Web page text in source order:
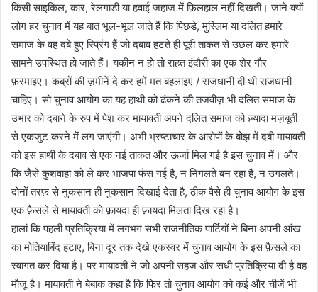
किसी साइकिल, कार, रेलगाडी या हवाई जहाज में फ़िलहाल नहीं दिखती। जाने क्यों
लोग हर चुनाव में यह बात भूल-भूल जाते हैं कि पिछडे, मुस्लिम या दलित हमारे
समाज के वह दबे हुए स्प्रिंग हैं जो दबाव हटते ही पूरी ताकत से उछल कर हमारे
सामने उपस्थित हो जाते हैं। यकीन न हो तो राहत इंदौरी का एक शेर गौर
फ़रमाइए। कब्रों की ज़मीनें दे कर हमें मत बहलाइए / राजधानी दी थी राजधानी
चाहिए। सो चुनाव आयोग का यह हाथी को ढंकने की तजवीज़ भी दलित समाज के
उभार को दबाने के रुप में पेश कर मायावती अपने दलित समाज को ज़्यादा मज़बूती
से एकजुट करने में लग जाएंगी। अभी भ्रष्टाचार के आरोपों के बोझ में दबी मायावती
को इस हाथी के दबाव से एक नई ताकत और ऊर्जा मिल गई है इस चुनाव में। और
कि जैसे कुशवाहा को ले कर भाजपा फंस गई है, न निगलते बन रहा है, न उगलते।
दोनों तरफ़ से नुकसान ही नुकसान दिखाई देता है, ठीक वैसे ही चुनाव आयोग के इस
एक फ़ैसले से मायावती को फ़ायदा ही फ़ायदा मिलता दिख रहा है।
हालां कि पहली प्रतिक्रिया में लगभग सभी राजनीतिक पार्टियों ने बिना अपनी आंख
का मोतियाबिंद हटाए, बिना दूर तक देखे एकस्वर में चुनाव आयोग के इस फ़ैसले का
स्वागत कर दिया है। पर मायावती ने जो अपनी सहज और सधी प्रतिक्रिया दी है वह
मौजू है। मायावती ने बेबाक कहा है कि फिर तो चुनाव आयोग को कई और चीज़ें भी